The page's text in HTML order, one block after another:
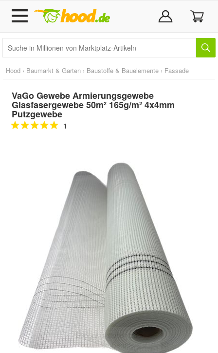
Hood › Baumarkt & Garten › Baustoffe & Bauelemente › Fassade
VaGo Gewebe Armierungsgewebe
Glasfasergewebe 50m² 165g/m² 4x4mm
Putzgewebe
1
Doppelt antippen zum
vergrößern